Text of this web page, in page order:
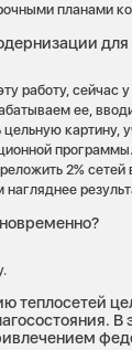
планами
для
работу, сейчас
ее,
картину,
2%
теплосетей